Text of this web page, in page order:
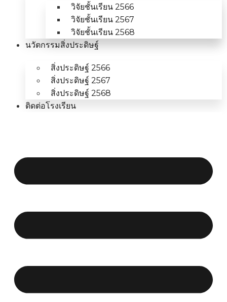
วิจัยชั้นเรียน 2566
วิจัยชั้นเรียน 2567
วิจัยชั้นเรียน 2568
นวัตกรรมสิ่งประดิษฐ์
สิ่งประดิษฐ์ 2566
สิ่งประดิษฐ์ 2567
สิ่งประดิษฐ์ 2568
ติดต่อโรงเรียน